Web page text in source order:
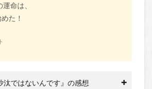
命は、
た！
汰ではないんです』の感想